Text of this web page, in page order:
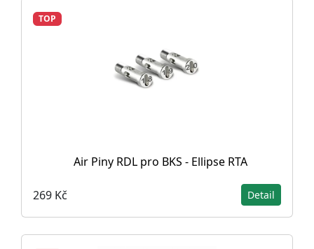
TOP
Air Piny RDL pro BKS - Ellipse RTA
269 Kč Detail